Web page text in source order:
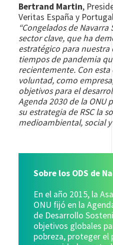
Bertrand Martin,
Veritas España y
“Congelados de Navarra
sector clave, que ha
estratégico para
tiempos de pandemia
recientemente. Con
voluntad, como
objetivos para el
Agenda 2030 de la
su estrategia de RSC la
medioambiental, social
Sobre los ODS de
En el año 2015, la
ONU fijó en la
de Desarrollo
objetivos globales
pobreza, proteger el